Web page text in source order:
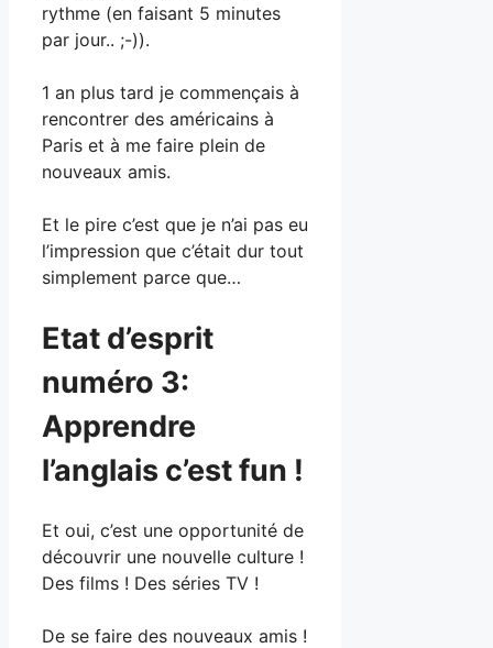
rythme (en faisant 5 minutes
par jour.. ;-)).
1 an plus tard je commençais à
rencontrer des américains à
Paris et à me faire plein de
nouveaux amis.
Et le pire c’est que je n’ai pas eu
l’impression que c’était dur tout
simplement parce que…
Etat d’esprit
numéro 3:
Apprendre
l’anglais c’est fun !
Et oui, c’est une opportunité de
découvrir une nouvelle culture !
Des films ! Des séries TV !
De se faire des nouveaux amis !